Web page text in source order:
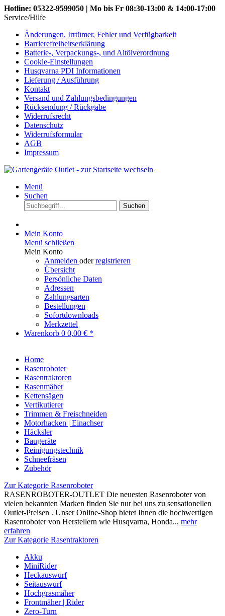
Hotline: 05322-9599050 | Mo bis Fr 08:30-13:00 & 14:00-17:00
Service/Hilfe
Änderungen, Irrtümer, Fehler und Verfügbarkeit
Barrierefreiheitserklärung
Batterie-, Verpackungs-, und Altölverordnung
Cookie-Einstellungen
Husqvarna PDI Informationen
Lieferung / Ausführung
Kontakt
Versand und Zahlungsbedingungen
Rücksendung / Rückgabe
Widerrufsrecht
Datenschutz
Widerrufsformular
AGB
Impressum
Menü
Suchen
Suchen
Mein Konto
Menü schließen
Mein Konto
Anmelden oderregistrieren
Übersicht
Persönliche Daten
Adressen
Zahlungsarten
Bestellungen
Sofortdownloads
Merkzettel
Warenkorb 0 0,00 € *
Home
Rasenroboter
Rasentraktoren
Rasenmäher
Kettensägen
Vertikutierer
Trimmen & Freischneiden
Motorhacken | Einachser
Häcksler
Baugeräte
Reinigungstechnik
Schneefräsen
Zubehör
Zur Kategorie Rasenroboter
RASENROBOTER-OUTLET Die neuesten Rasenroboter von
vielen bekannten Marken finden Sie nur bei uns zu sensationellen
Outlet-Preisen . Unser Online-Shop bietet Ihnen die hochwertigen
Rasenroboter von Herstellern wie Husqvarna, Honda... mehr
erfahren
Zur Kategorie Rasentraktoren
Akku
MiniRider
Heckauswurf
Seitauswurf
Hochgrasmäher
Frontmäher | Rider
Zero-Turn